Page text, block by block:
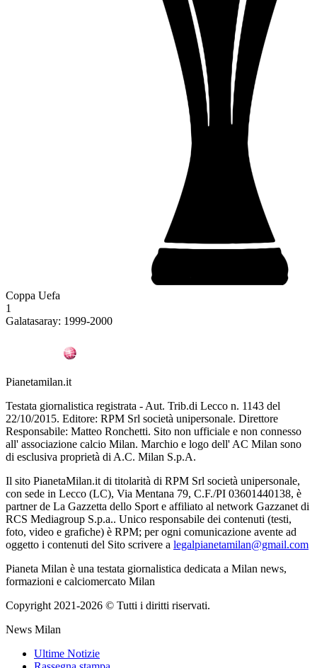
Coppa Uefa
1
Galatasaray: 1999-2000
Pianetamilan.it
Testata giornalistica registrata - Aut. Trib.di Lecco n. 1143 del
22/10/2015. Editore: RPM Srl società unipersonale. Direttore
Responsabile: Matteo Ronchetti. Sito non ufficiale e non connesso
all' associazione calcio Milan. Marchio e logo dell' AC Milan sono
di esclusiva proprietà di A.C. Milan S.p.A.
Il sito PianetaMilan.it di titolarità di RPM Srl società unipersonale,
con sede in Lecco (LC), Via Mentana 79, C.F./PI 03601440138, è
partner de La Gazzetta dello Sport e affiliato al network Gazzanet di
RCS Mediagroup S.p.a.. Unico responsabile dei contenuti (testi,
foto, video e grafiche) è RPM; per ogni comunicazione avente ad
oggetto i contenuti del Sito scrivere a legalpianetamilan@gmail.com
Pianeta Milan è una testata giornalistica dedicata a Milan news,
formazioni e calciomercato Milan
Copyright 2021-2026 © Tutti i diritti riservati.
News Milan
Ultime Notizie